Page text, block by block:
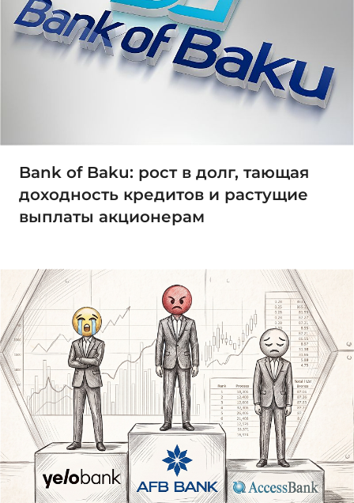
Bank of Baku: рост в долг, тающая
доходность кредитов и растущие
выплаты акционерам